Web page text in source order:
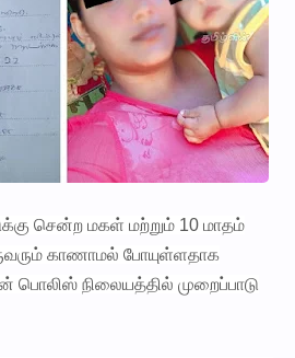
சென்ற மகள் மற்றும் 10 மாதம்
காணாமல் போயுள்ளதாக
நிலையத்தில் முறைப்பாடு